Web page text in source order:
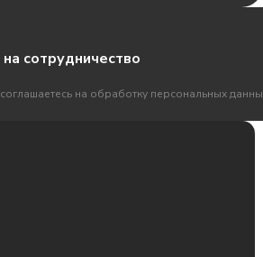
сотрудничество
на обработку персональных